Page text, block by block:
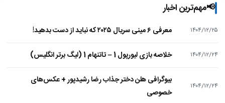
📢مهم‌ترین اخبار
۱۴۰۴/۱۲/۲۵ معرفی ۶ مینی سریال ۲۰۲۵ که نباید از دست بدهید!
۱۴۰۴/۱۲/۲۴ خلاصه بازی لیورپول 1 – تاتنهام 1 (لیگ برتر انگلیس)
۱۴۰۴/۱۲/۲۴
بیوگرافی هلن دختر جذاب رضا رشیدپور + عکس‌های
خصوصی